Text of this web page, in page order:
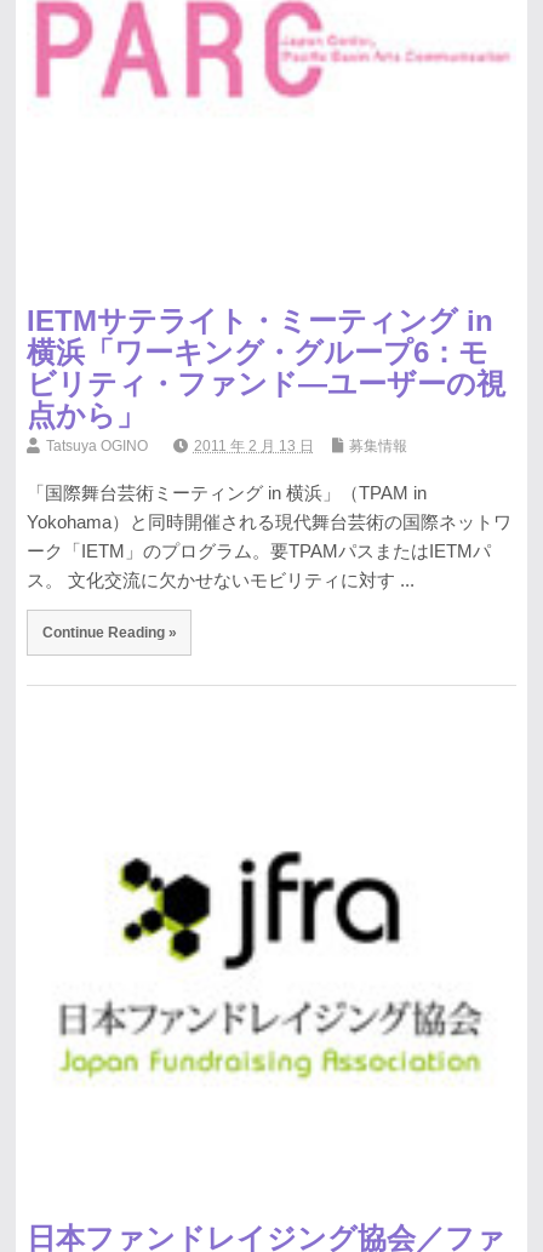
IETMサテライト・ミーティング in
横浜「ワーキング・グループ6：モ
ビリティ・ファンド―ユーザーの視
点から」
Tatsuya OGINO 2011 年 2 月 13 日 募集情報
「国際舞台芸術ミーティング in 横浜」（TPAM in
Yokohama）と同時開催される現代舞台芸術の国際ネットワ
ーク「IETM」のプログラム。要TPAMパスまたはIETMパ
ス。 文化交流に欠かせないモビリティに対す ...
Continue Reading »
日本ファンドレイジング協会／ファ